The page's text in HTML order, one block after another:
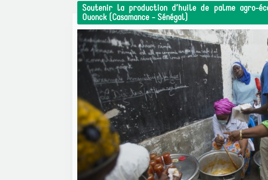
Soutenir la production d’huile de palme agro-
Ouonck (Casamance - Sénégal)